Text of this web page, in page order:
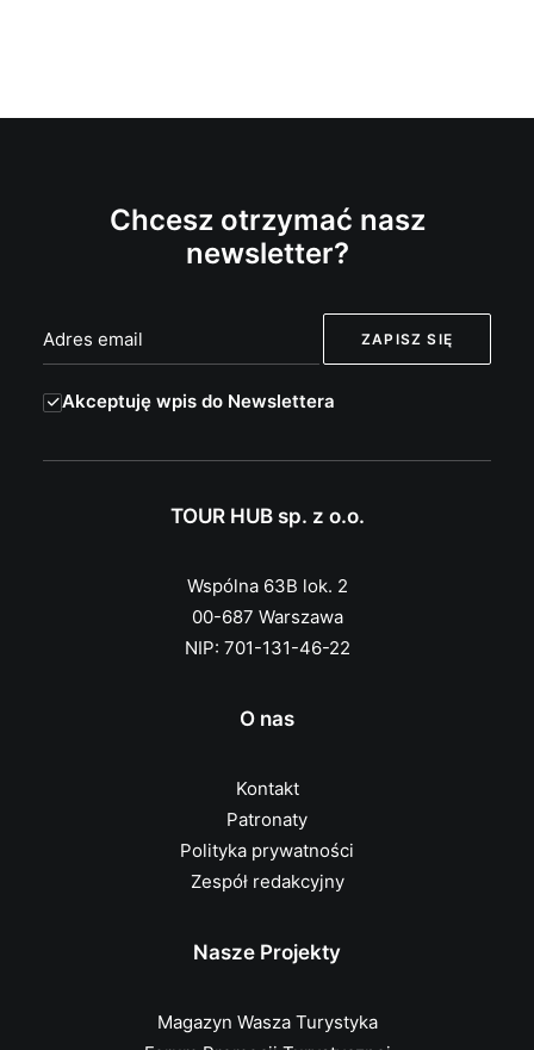
Chcesz otrzymać nasz
newsletter?
Akceptuję wpis do Newslettera
TOUR HUB sp. z o.o.
Wspólna 63B lok. 2
00-687 Warszawa
NIP: 701-131-46-22
O nas
Kontakt
Patronaty
Polityka prywatności
Zespół redakcyjny
Nasze Projekty
Magazyn Wasza Turystyka